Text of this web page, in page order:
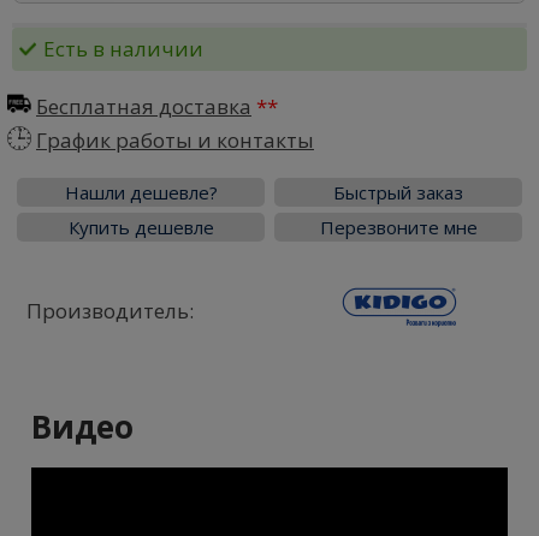
Есть в наличии
Бесплатная доставка
График работы и контакты
Нашли дешевле?
Быстрый заказ
Купить дешевле
Перезвоните мне
Производитель:
Видео